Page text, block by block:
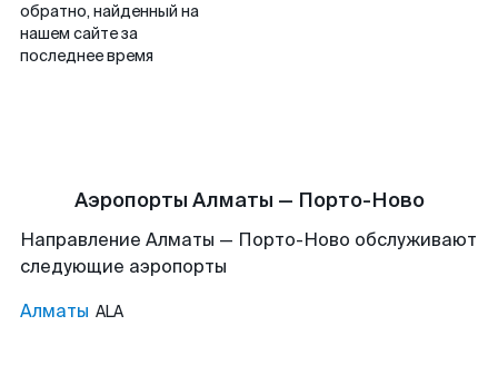
обратно, найденный на
нашем сайте за
последнее время
Аэропорты Алматы — Порто-Ново
Направление Алматы — Порто-Ново обслуживают
следующие аэропорты
Алматы ALA